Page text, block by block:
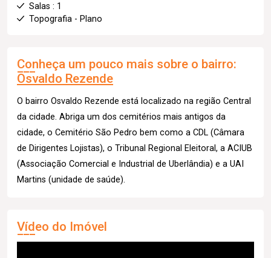
Salas : 1
Topografia - Plano
Conheça um pouco mais sobre o bairro:
Osvaldo Rezende
O bairro Osvaldo Rezende está localizado na região Central
da cidade. Abriga um dos cemitérios mais antigos da
cidade, o Cemitério São Pedro bem como a CDL (Câmara
de Dirigentes Lojistas), o Tribunal Regional Eleitoral, a ACIUB
(Associação Comercial e Industrial de Uberlândia) e a UAI
Martins (unidade de saúde).
Vídeo do Imóvel